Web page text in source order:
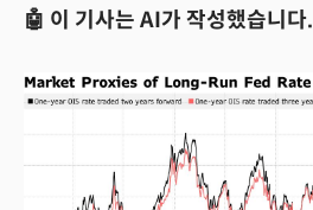
🤖 이 기사는 AI가 작성했습니다.